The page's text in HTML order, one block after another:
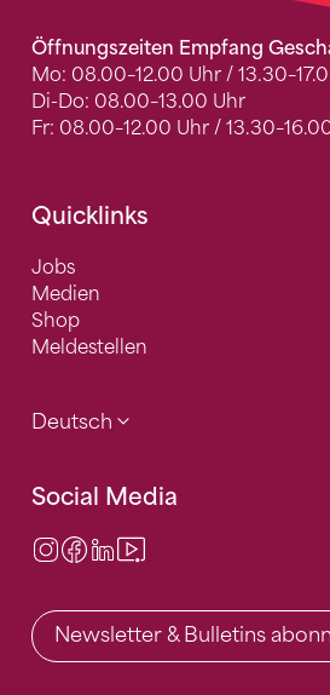
Öffnungszeiten Empfang
Mo: 08.00–12.00 Uhr /
Di-Do: 08.00–13.00 Uhr
Fr: 08.00–12.00 Uhr /
Quicklinks
Jobs
Medien
Shop
Meldestellen
Deutsch
Social Media
Instagram
Facebook
LinkedIn
Newsletter & Bulletins